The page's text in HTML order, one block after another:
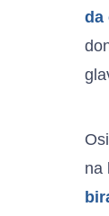
da
na